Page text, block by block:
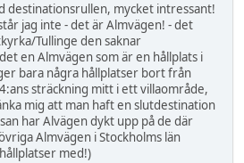
destinationsrullen, mycket intressant!
jag inte - det är Almvägen! - det
Tullinge den saknar
en Almvägen som är en hållplats i
bara några hållplatser bort från
sträckning mitt i ett villaområde,
mig att man haft en slutdestination
har Alvägen dykt upp på de där
Almvägen i Stockholms län
med!)